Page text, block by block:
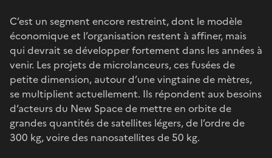
C’est un segment encore restreint, dont le modèle
économique et l’organisation restent à affiner, mais
qui devrait se développer fortement dans les années à
venir. Les projets de microlanceurs, ces fusées de
petite dimension, autour d’une vingtaine de mètres,
se multiplient actuellement. Ils répondent aux besoins
d’acteurs du New Space de mettre en orbite de
grandes quantités de satellites légers, de l’ordre de
300 kg, voire des nanosatellites de 50 kg.